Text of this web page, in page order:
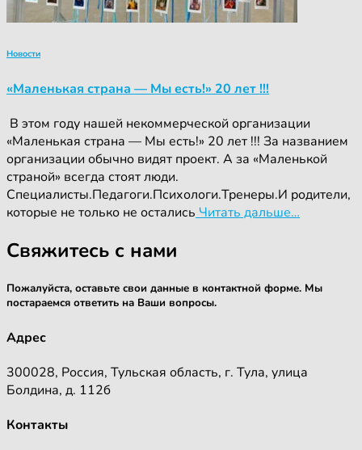
Новости
«Маленькая страна — Мы есть!» 20 лет !!!
‍ ‍В этом году нашей некоммерческой организации
«Маленькая страна — Мы есть!» 20 лет !!! За названием
организации обычно видят проект. А за «Маленькой
страной» всегда стоят люди.
Специалисты.Педагоги.Психологи.Тренеры.И родители,
которые не только не остались Читать дальше…
Свяжитесь с нами
Пожалуйста, оставьте свои данные в контактной форме. Мы
постараемся ответить на Ваши вопросы.
Адрес
300028, Россия, Тульская область, г. Тула, улица
Болдина, д. 112б
Контакты